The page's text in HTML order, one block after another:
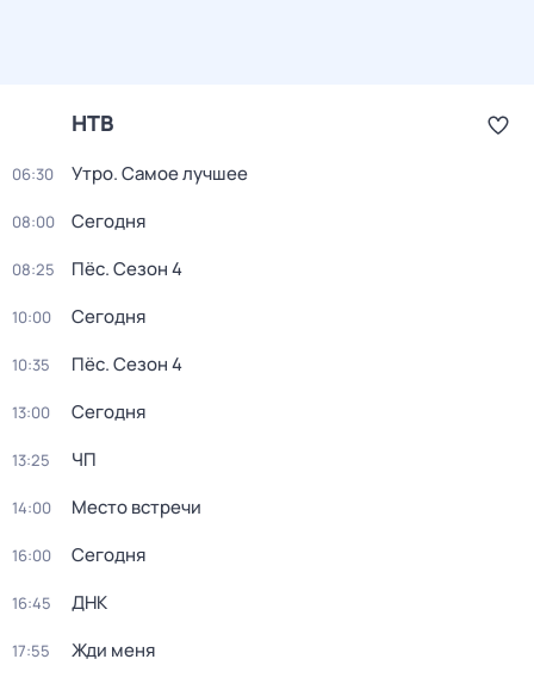
НТВ
06:30 Утро. Самое лучшее
08:00 Сегодня
08:25 Пёс. Сезон 4
10:00 Сегодня
10:35 Пёс. Сезон 4
13:00 Сегодня
13:25 ЧП
14:00 Место встречи
16:00 Сегодня
16:45 ДНК
17:55 Жди меня